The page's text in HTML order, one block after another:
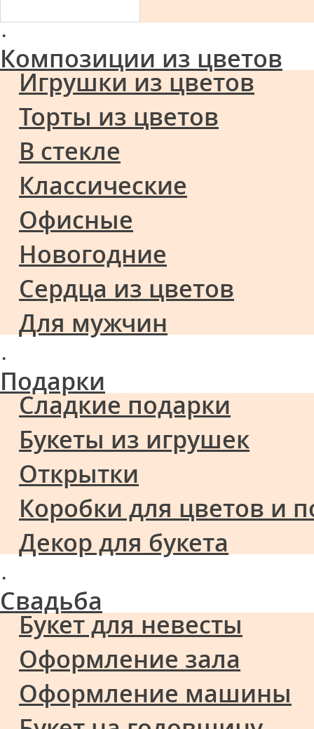
·
Композиции из цветов
Игрушки из цветов
Торты из цветов
В стекле
Классические
Офисные
Новогодние
Сердца из цветов
Для мужчин
·
Подарки
Сладкие подарки
Букеты из игрушек
Открытки
Коробки для цветов и
Декор для букета
·
Свадьба
Букет для невесты
Оформление зала
Оформление машины